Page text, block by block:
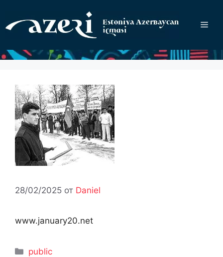
содержимому
28/02/2025 от Daniel
www.january20.net
Рубрики
public